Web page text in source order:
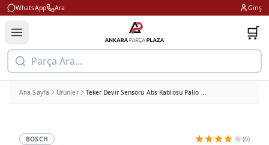
WhatsApp Ara Giriş
🛒
Parça Ara...
Ana Sayfa Ürünler Teker Devir Sensörü Abs Kablosu Palio Albea Arka
BOSCH (0)